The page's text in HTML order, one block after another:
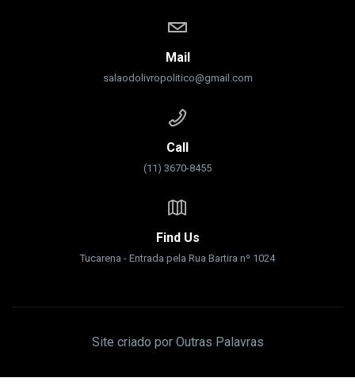
Mail
salaodolivropolitico@gmail.com
Call
(11) 3670-8455
Find Us
Tucarena - Entrada pela Rua Bartira nº 1024
Site criado por Outras Palavras